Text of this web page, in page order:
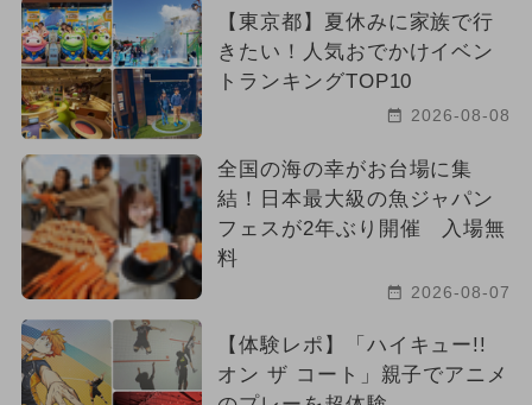
【東京都】夏休みに家族で行
きたい！人気おでかけイベン
トランキングTOP10
2026-08-08
全国の海の幸がお台場に集
結！日本最大級の魚ジャパン
フェスが2年ぶり開催 入場無
料
2026-08-07
【体験レポ】「ハイキュー!!
オン ザ コート」親子でアニメ